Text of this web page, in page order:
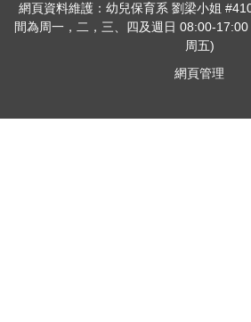
網頁資料維護：幼兒保育系 劉梁小姐
間為周一，二，三、四及週日 08:00-
周五)
網頁管理